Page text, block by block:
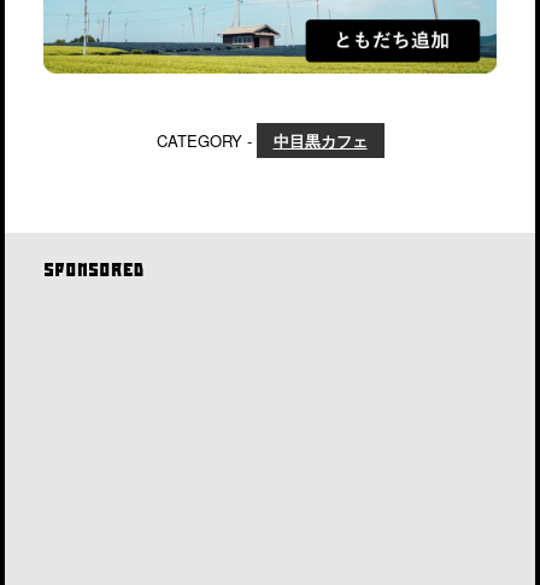
CATEGORY - 中目黒カフェ
SPONSORED